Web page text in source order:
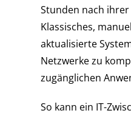
Stunden nach
Klassisches,
aktualisierte
Netzwerke zu
zugänglichen
So kann ein IT-